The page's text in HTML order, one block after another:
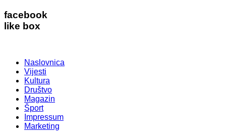
facebook
like box
Naslovnica
Vijesti
Kultura
Društvo
Magazin
Šport
Impressum
Marketing